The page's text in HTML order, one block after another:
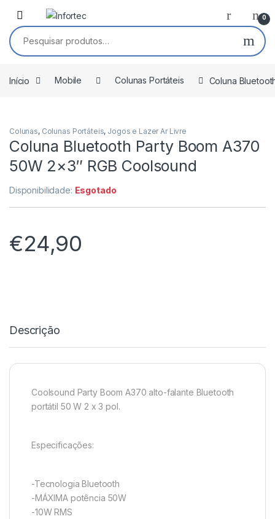
Saltar para navegação
Pular para o conteúdo
0
Pesquisar por:
Início Mobile Colunas Portáteis Coluna
Colunas, Colunas Portáteis, Jogos e Lazer Ar Livre
Coluna Bluetooth Party Boom A370
50W 2×3″ RGB Coolsound
Disponibilidade: Esgotado
€24,90
Descrição
Coolsound Party Boom A370 alto-falante Bluetooth
portátil 50 W 2 x 3 pol.
Especificações:
-Tecnologia Bluetooth
-MÁXIMA potência 50W
-10W RMS